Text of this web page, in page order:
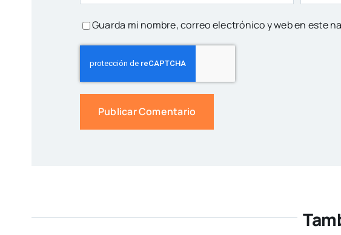
Guarda mi nombre, correo electrónico y web en este